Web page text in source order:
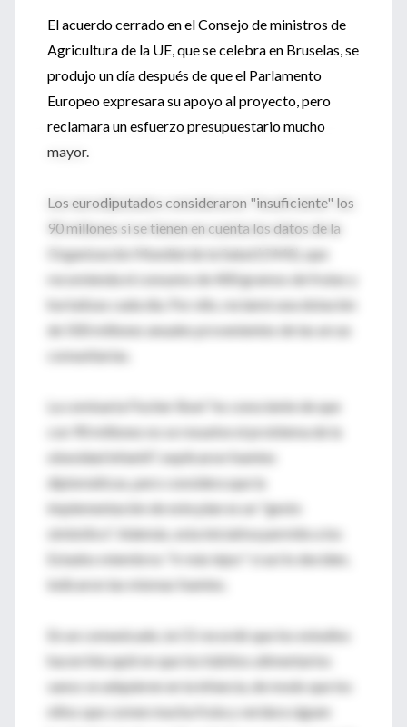
El acuerdo cerrado en el Consejo de ministros de
Agricultura de la UE, que se celebra en Bruselas, se
produjo un día después de que el Parlamento
Europeo expresara su apoyo al proyecto, pero
reclamara un esfuerzo presupuestario mucho
mayor.
Los eurodiputados consideraron "insuficiente" los
90 millones si se tienen en cuenta los datos de la
Organización Mundial de la Salud (OMS), que
recomienda el consumo de 400 gramos de frutas y
hortalizas cada día. Por ello, reclamó una dotación
de 500 millones anuales provenientes de las arcas
comunitarias.
La comisaria Fischer Boel "es consciente de que
con 90 millones no se resuelve el problema de la
obesidad infantil", explicaron fuentes
diplomáticas, pero considera que la
implementación de este plan es un "gesto
simbólico". Además, esta iniciativa permite a los
Estados miembros "ir más lejos" si así lo deciden,
indicaron las mismas fuentes.
En un comunicado, la CE recordó que los estudios
hacen hincapié en que los hábitos alimentarios
sanos se adquieren en la infancia, de modo que los
niños que comen mucha fruta y verdura siguen